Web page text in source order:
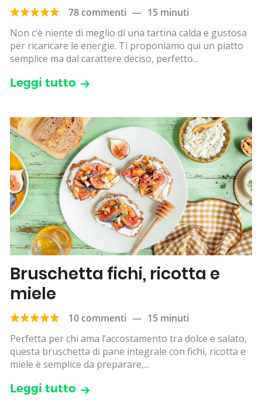
78 commenti — 15 minuti
Non c’è niente di meglio di una tartina calda e gustosa
per ricaricare le energie. Ti proponiamo qui un piatto
semplice ma dal carattere deciso, perfetto...
Leggi tutto
Bruschetta fichi, ricotta e
miele
10 commenti — 15 minuti
Perfetta per chi ama l’accostamento tra dolce e salato,
questa bruschetta di pane integrale con fichi, ricotta e
miele è semplice da preparare,...
Leggi tutto